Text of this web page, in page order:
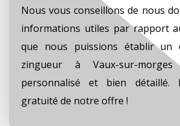
Nous vous conseillons de nous
informations utiles par rapport
que nous puissions établir un
zingueur à Vaux-sur-
personnalisé et bien détaillé.
gratuité de notre offre !